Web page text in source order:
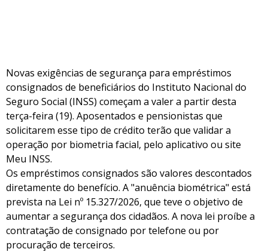
Novas exigências de segurança para empréstimos
consignados de beneficiários do Instituto Nacional do
Seguro Social (INSS) começam a valer a partir desta
terça-feira (19). Aposentados e pensionistas que
solicitarem esse tipo de crédito terão que validar a
operação por biometria facial, pelo aplicativo ou site
Meu INSS.
Os empréstimos consignados são valores descontados
diretamente do benefício. A "anuência biométrica" está
prevista na Lei nº 15.327/2026, que teve o objetivo de
aumentar a segurança dos cidadãos. A nova lei proíbe a
contratação de consignado por telefone ou por
procuração de terceiros.